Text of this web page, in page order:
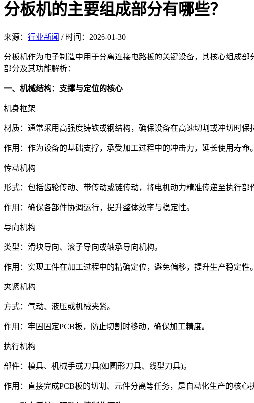
分板机的主要组成部分有哪些？
来源： 行业新闻 / 时间： 2026-01-30
分板机作为电子制造中用于分离连接电路板的关键设备，其核心组成
部分及其功能解析：
一、机械结构：支撑与定位的核心
机身框架
材质：通常采用高强度铸铁或钢结构，确保设备在高速切割或冲切时保
作用：作为设备的基础支撑，承受加工过程中的冲击力，延长使用寿命。
传动机构
形式：包括齿轮传动、带传动或链传动，将电机动力精准传递至执行部
作用：确保各部件协调运行，提升整体效率与稳定性。
导向机构
类型：滑块导向、滚子导向或轴承导向机构。
作用：实现工件在加工过程中的精确定位，避免偏移，提升生产稳定性。
夹紧机构
方式：气动、液压或机械夹紧。
作用：牢固固定PCB板，防止切割时移动，确保加工精度。
执行机构
部件：模具、机械手或刀具(如圆形刀具、线型刀具)。
作用：直接完成PCB板的切割、元件分离等任务，是自动化生产的核心